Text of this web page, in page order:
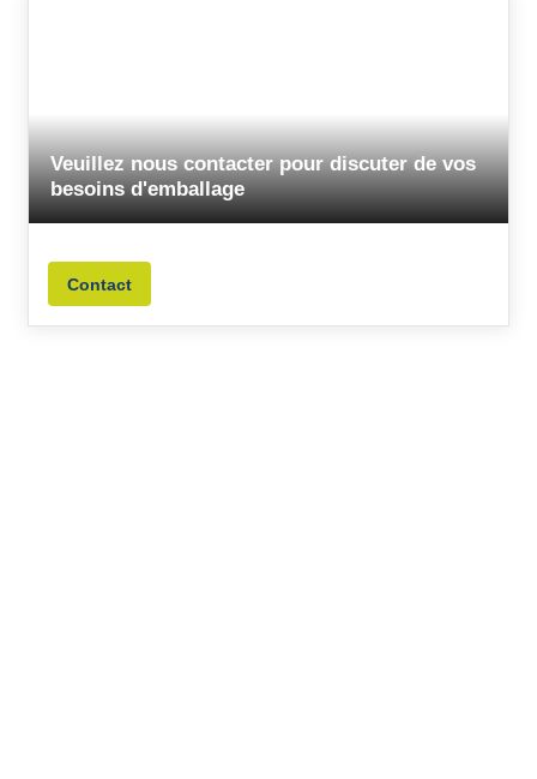
Veuillez nous contacter pour discuter de vos
besoins d'emballage
Contact